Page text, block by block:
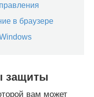
в браузере
защиты
вам может